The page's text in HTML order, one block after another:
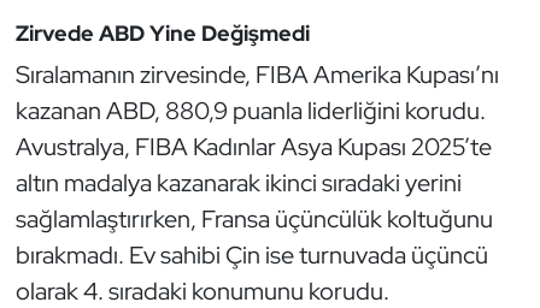
Zirvede ABD Yine Değişmedi
Sıralamanın zirvesinde, FIBA Amerika Kupası’nı
kazanan ABD, 880,9 puanla liderliğini korudu.
Avustralya, FIBA Kadınlar Asya Kupası 2025’te
altın madalya kazanarak ikinci sıradaki yerini
sağlamlaştırırken, Fransa üçüncülük koltuğunu
bırakmadı. Ev sahibi Çin ise turnuvada üçüncü
olarak 4. sıradaki konumunu korudu.
Golf
Halter
Hava Sporları
Hentbol